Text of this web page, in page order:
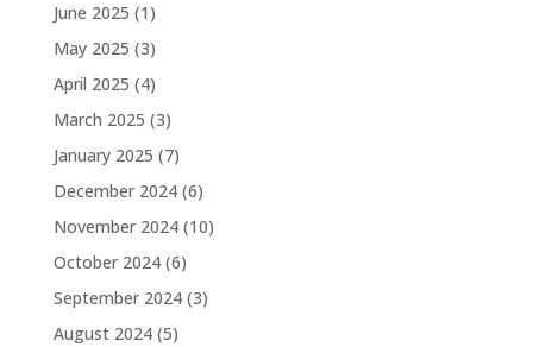
June 2025 (1)
May 2025 (3)
April 2025 (4)
March 2025 (3)
January 2025 (7)
December 2024(6)
November 2024(10)
October 2024(6)
September 2024(3)
August 2024(5)